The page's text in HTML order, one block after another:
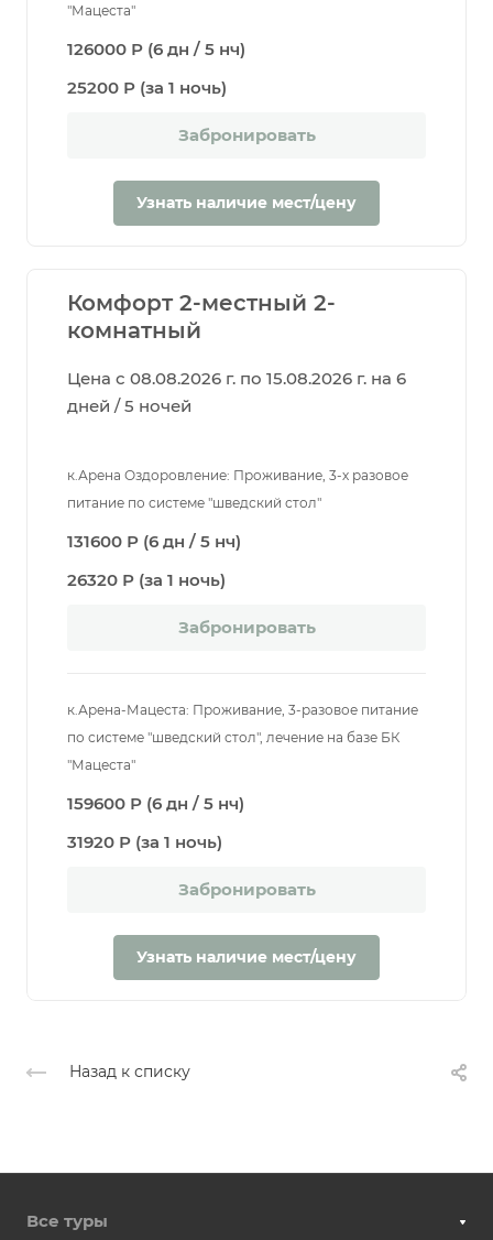
"Мацеста"
126000 Р (6 дн / 5 нч)
25200 Р (за 1 ночь)
Забронировать
Узнать наличие мест/цену
Комфорт 2-местный 2-
комнатный
Цена с 08.08.2026 г. по 15.08.2026 г. на 6
дней / 5 ночей
к.Арена Оздоровление: Проживание, 3-х разовое
питание по системе "шведский стол"
131600 Р (6 дн / 5 нч)
26320 Р (за 1 ночь)
Забронировать
к.Арена-Мацеста: Проживание, 3-разовое питание
по системе "шведский стол", лечение на базе БК
"Мацеста"
159600 Р (6 дн / 5 нч)
31920 Р (за 1 ночь)
Забронировать
Узнать наличие мест/цену
Назад к списку
Все туры